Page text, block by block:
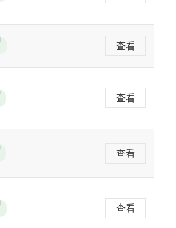
查看
查看
查看
查看